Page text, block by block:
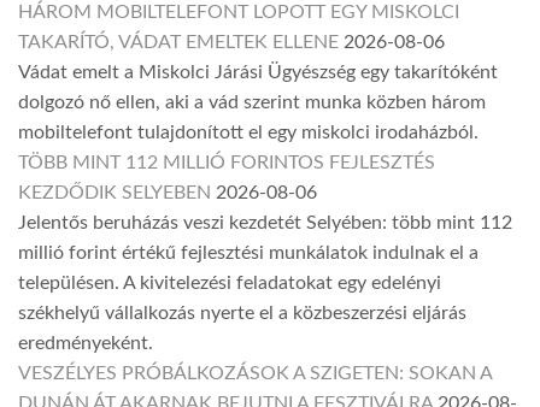
HÁROM MOBILTELEFONT LOPOTT EGY MISKOLCI
TAKARÍTÓ, VÁDAT EMELTEK ELLENE 2026-08-06
Vádat emelt a Miskolci Járási Ügyészség egy takarítóként
dolgozó nő ellen, aki a vád szerint munka közben három
mobiltelefont tulajdonított el egy miskolci irodaházból.
TÖBB MINT 112 MILLIÓ FORINTOS FEJLESZTÉS
KEZDŐDIK SELYEBEN 2026-08-06
Jelentős beruházás veszi kezdetét Selyében: több mint 112
millió forint értékű fejlesztési munkálatok indulnak el a
településen. A kivitelezési feladatokat egy edelényi
székhelyű vállalkozás nyerte el a közbeszerzési eljárás
eredményeként.
VESZÉLYES PRÓBÁLKOZÁSOK A SZIGETEN: SOKAN A
DUNÁN ÁT AKARNAK BEJUTNI A FESZTIVÁLRA 2026-08-